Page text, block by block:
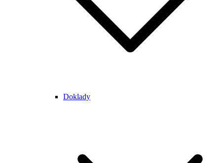
Doklady